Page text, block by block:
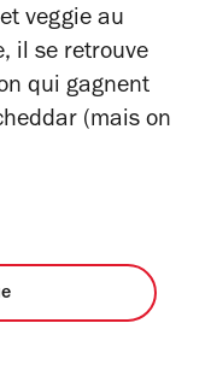
veggie au
il se retrouve
qui gagnent
(mais on